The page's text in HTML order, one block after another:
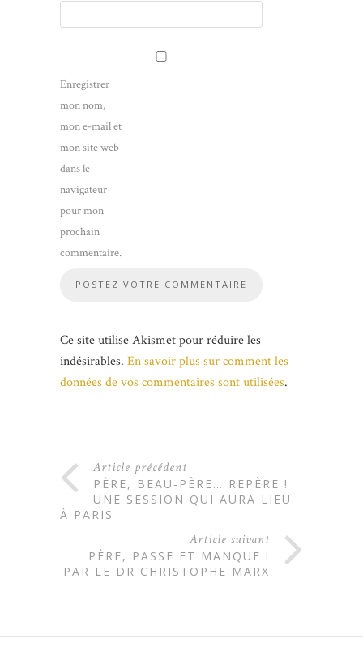
Enregistrer
mon nom,
mon e-mail et
mon site web
dans le
navigateur
pour mon
prochain
commentaire.
Ce site utilise Akismet pour réduire les
indésirables. En savoir plus sur comment les
données de vos commentaires sont utilisées.
Article précédent
PÈRE, BEAU-PÈRE… REPÈRE !
UNE SESSION QUI AURA LIEU
À PARIS
Article suivant
PÈRE, PASSE ET MANQUE !
PAR LE DR CHRISTOPHE MARX